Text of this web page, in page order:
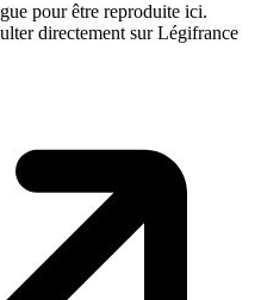
pour être reproduite ici.
directement sur Légifrance